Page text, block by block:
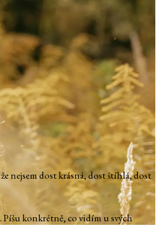
nejsem dost krásná, dost štíhlá, dost
Píšu konkrétně, co vidím u svých